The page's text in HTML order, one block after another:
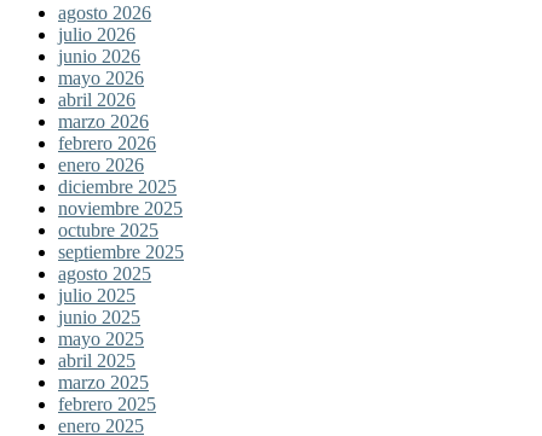
agosto 2026
julio 2026
junio 2026
mayo 2026
abril 2026
marzo 2026
febrero 2026
enero 2026
diciembre 2025
noviembre 2025
octubre 2025
septiembre 2025
agosto 2025
julio 2025
junio 2025
mayo 2025
abril 2025
marzo 2025
febrero 2025
enero 2025